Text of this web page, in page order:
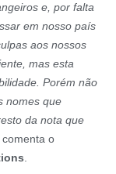
e, por falta
em nosso país
aos nossos
mas esta
Porém não
nomes que
da nota que
, comenta o